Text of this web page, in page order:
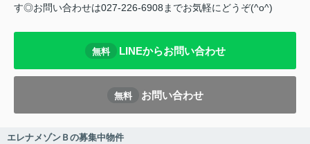
す◎お問い合わせは027-226-6908までお気軽にどうぞ(^o^)
無料 LINEからお問い合わせ
無料 お問い合わせ
エレナメゾンＢの募集中物件